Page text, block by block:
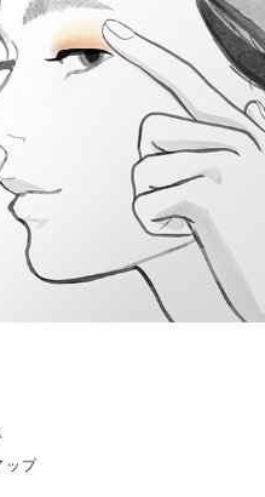
ップ